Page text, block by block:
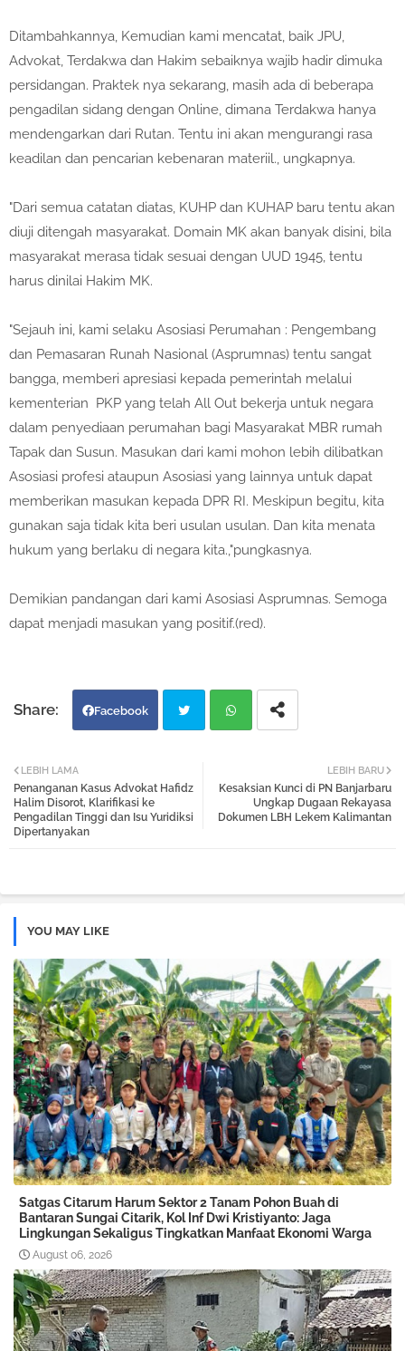
Ditambahkannya, Kemudian kami mencatat, baik JPU,
Advokat, Terdakwa dan Hakim sebaiknya wajib hadir dimuka
persidangan. Praktek nya sekarang, masih ada di beberapa
pengadilan sidang dengan Online, dimana Terdakwa hanya
mendengarkan dari Rutan. Tentu ini akan mengurangi rasa
keadilan dan pencarian kebenaran materiil., ungkapnya.
"Dari semua catatan diatas, KUHP dan KUHAP baru tentu akan
diuji ditengah masyarakat. Domain MK akan banyak disini, bila
masyarakat merasa tidak sesuai dengan UUD 1945, tentu
harus dinilai Hakim MK.
"Sejauh ini, kami selaku Asosiasi Perumahan : Pengembang
dan Pemasaran Runah Nasional (Asprumnas) tentu sangat
bangga, memberi apresiasi kepada pemerintah melalui
kementerian PKP yang telah All Out bekerja untuk negara
dalam penyediaan perumahan bagi Masyarakat MBR rumah
Tapak dan Susun. Masukan dari kami mohon lebih dilibatkan
Asosiasi profesi ataupun Asosiasi yang lainnya untuk dapat
memberikan masukan kepada DPR RI. Meskipun begitu, kita
gunakan saja tidak kita beri usulan usulan. Dan kita menata
hukum yang berlaku di negara kita.,"pungkasnya.
Demikian pandangan dari kami Asosiasi Asprumnas. Semoga
dapat menjadi masukan yang positif.(red).
Facebook
tter atsa
LEBIH BARU
Kesaksian Kunci di PN Banjarbaru
Ungkap Dugaan Rekayasa
Dokumen LBH Lekem Kalimantan
LEBIH LAMA
Penanganan Kasus Advokat Hafidz
Halim Disorot, Klarifikasi ke
Pengadilan Tinggi dan Isu Yuridiksi
Dipertanyakan
YOU MAY LIKE
Satgas Citarum Harum Sektor 2 Tanam Pohon Buah di
Bantaran Sungai Citarik, Kol Inf Dwi Kristiyanto: Jaga
Lingkungan Sekaligus Tingkatkan Manfaat Ekonomi Warga
August 06, 2026